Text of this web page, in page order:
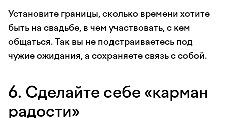
Установите границы, сколько времени хотите
быть на свадьбе, в чем участвовать, с кем
общаться. Так вы не подстраиваетесь под
чужие ожидания, а сохраняете связь с собой.
6. Сделайте себе «карман
радости»